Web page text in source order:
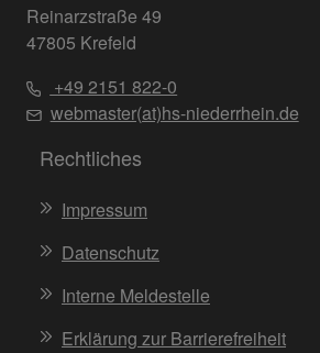
Reinarzstraße 49
47805 Krefeld
+49 2151 822-0
webmaster(at)hs-niederrhein.de
Rechtliches
Impressum
Datenschutz
Interne Meldestelle
Erklärung zur Barrierefreiheit